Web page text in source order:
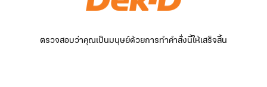
ตรวจสอบว่าคุณเป็นมนุษย์ด้วยการทำคำสั่งนี้ให้เสร็จสิ้น